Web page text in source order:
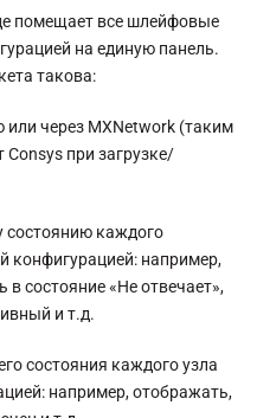
помещает все шлейфовые
на единую панель.
такова:
через MXNetwork (таким
при загрузке/
состоянию каждого
конфигурацией: например,
в состояние «Не отвечает»,
и т.д.
состояния каждого узла
например, отображать,